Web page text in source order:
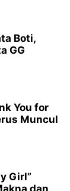
Boti,
GG
You for
Muncul
Girl”